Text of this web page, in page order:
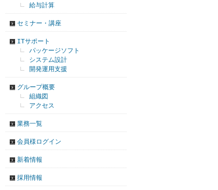
給与計算
セミナー・講座
ITサポート
パッケージソフト
システム設計
開発運用支援
グループ概要
組織図
アクセス
業務一覧
会員様ログイン
新着情報
採用情報